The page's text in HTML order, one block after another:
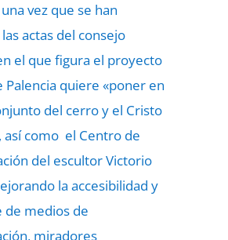
vez que se han
actas del consejo
el que figura el proyecto
Palencia quiere «poner en
del cerro y el Cristo
así como el Centro de
del escultor Victorio
la accesibilidad y
de medios de
miradores